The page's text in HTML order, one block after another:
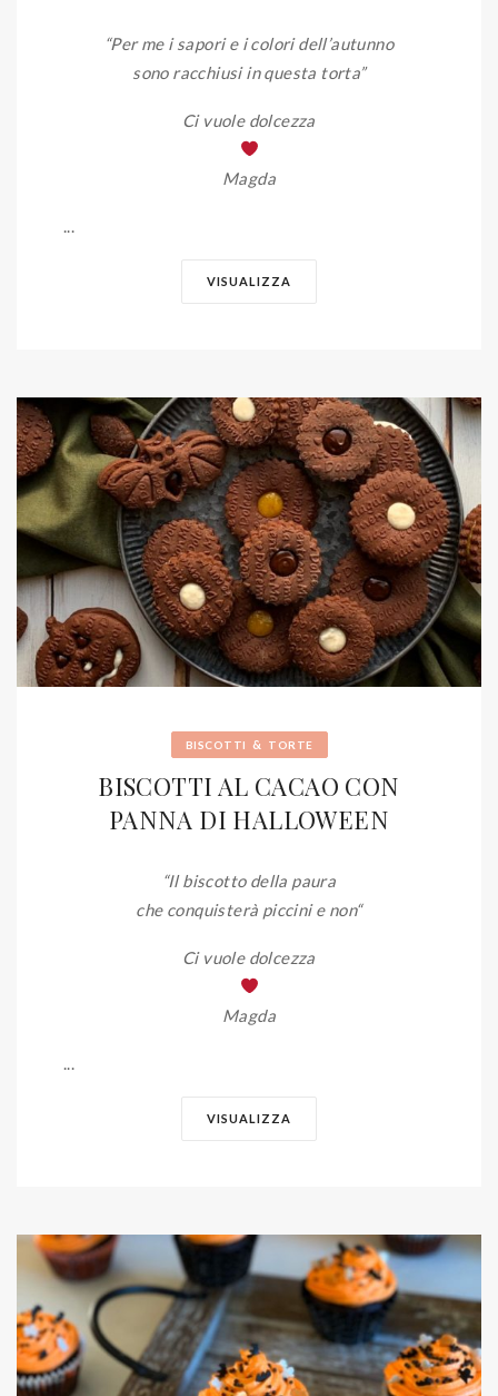
“Per me i sapori e i colori dell’autunno
sono racchiusi in questa torta”
Ci vuole dolcezza
Magda
VISUALIZZA
BISCOTTI & TORTE
BISCOTTI AL CACAO CON
PANNA DI HALLOWEEN
“Il biscotto della paura
che conquisterà piccini e non“
Ci vuole dolcezza
Magda
...
VISUALIZZA